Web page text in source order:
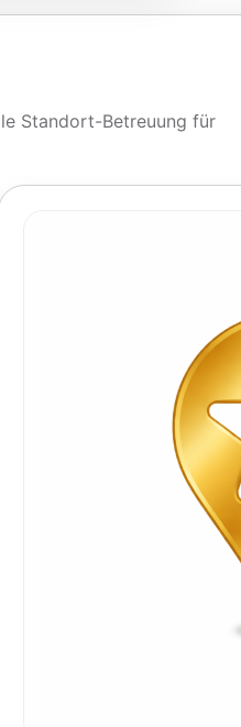
Standort-Betreuung für